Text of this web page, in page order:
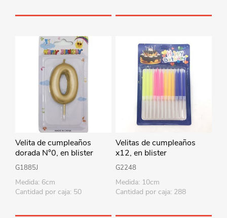
Velita de cumpleaños
dorada N°0, en blister
CAJAx12
G1885J
Medida: 6cm
Cantidad por caja: 50
Velitas de cumpleaños
x12, en blister
G2248
Medida: 10cm
Cantidad por caja: 288